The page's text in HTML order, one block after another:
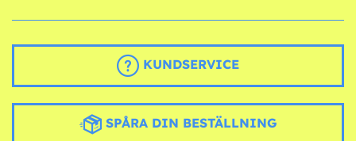
KUNDSERVICE
SPÅRA DIN BESTÄLLNING